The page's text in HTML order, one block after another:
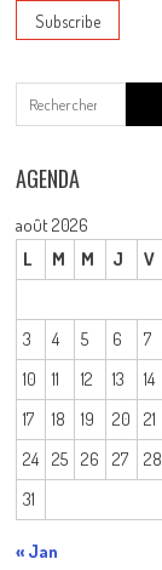
for:
AGENDA
août 2026
L
M M J V
3 4 5 6
7
10
11 12 13
14
17
18 19 20
21
24 25 26 27
28
31
« Jan